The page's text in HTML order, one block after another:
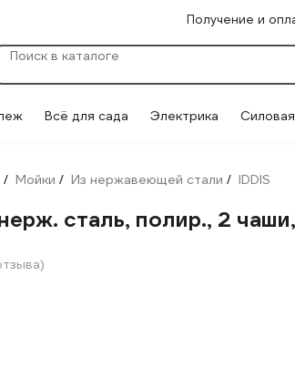
Получение и
Всё для сада Электрика
/ Мойки / Из нержавеющей стали / IDDIS
сталь, полир., 2